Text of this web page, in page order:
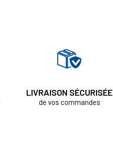
LIVRAISON SÉCURISÉE
de vos commandes